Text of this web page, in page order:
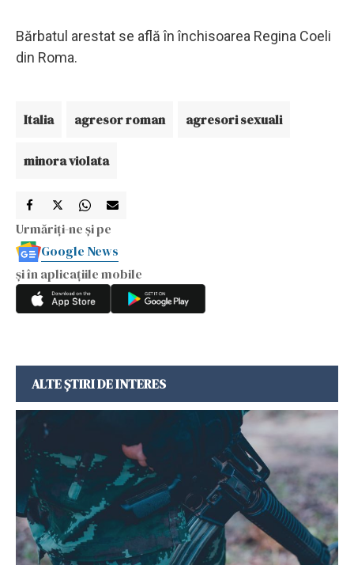
Bărbatul arestat se află în închisoarea Regina Coeli
din Roma.
Italia agresor roman agresori sexuali
minora violata
Urmăriți-ne și pe
Google News
și în aplicațiile mobile
ALTE ȘTIRI DE INTERES